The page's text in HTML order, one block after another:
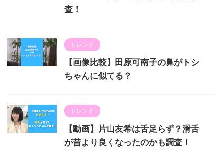
査！
トレンド
【画像比較】田原可南子の鼻がトシ
ちゃんに似てる？
トレンド
【動画】片山友希は舌足らず？滑舌
が昔より良くなったのかも調査！